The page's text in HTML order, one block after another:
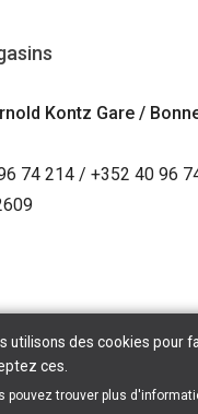
Kontz Gare /
74 214 / +352 40 96
utilisons des cookies pour
ces.
pouvez trouver plus